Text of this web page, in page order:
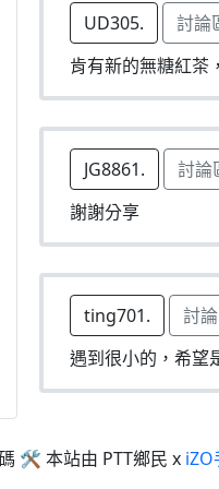
UD305. 討論
肯有新的無糖紅茶
JG8861. 討論
謝謝分享
ting701. 討
遇到很小的，希望
🛠 本站由 PTT鄉民 x iZO